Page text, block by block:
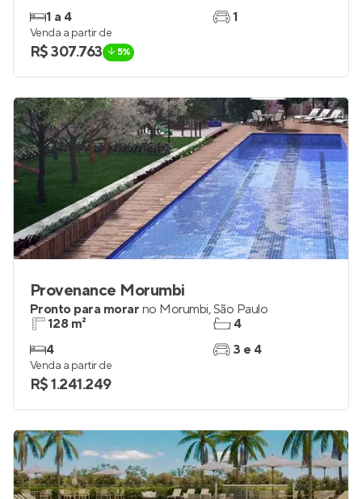
1 a 4
1
Venda a partir de
R$ 307.763 5%
Provenance Morumbi
Pronto para morar no Morumbi,São Paulo
128 m²
4
4
3 e 4
Venda a partir de
R$ 1.241.249